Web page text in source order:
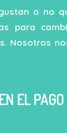
o no
para
Nosotros
EL PAGO